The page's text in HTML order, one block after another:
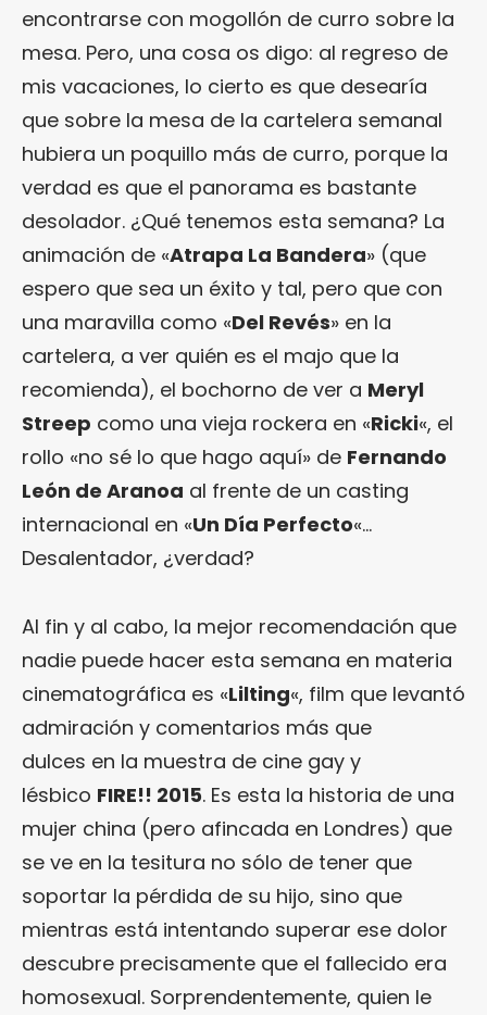
encontrarse con mogollón de curro sobre la
mesa. Pero, una cosa os digo: al regreso de
mis vacaciones, lo cierto es que desearía
que sobre la mesa de la cartelera semanal
hubiera un poquillo más de curro, porque la
verdad es que el panorama es bastante
desolador. ¿Qué tenemos esta semana? La
animación de «Atrapa La Bandera» (que
espero que sea un éxito y tal, pero que con
una maravilla como «Del Revés» en la
cartelera, a ver quién es el majo que la
recomienda), el bochorno de ver a Meryl
Streep como una vieja rockera en «Ricki«, el
rollo «no sé lo que hago aquí» de Fernando
León de Aranoa al frente de un casting
internacional en «Un Día Perfecto«…
Desalentador, ¿verdad?
Al fin y al cabo, la mejor recomendación que
nadie puede hacer esta semana en materia
cinematográfica es «Lilting«, film que levantó
admiración y comentarios más que
dulces en la muestra de cine gay y
lésbico FIRE!! 2015. Es esta la historia de una
mujer china (pero afincada en Londres) que
se ve en la tesitura no sólo de tener que
soportar la pérdida de su hijo, sino que
mientras está intentando superar ese dolor
descubre precisamente que el fallecido era
homosexual. Sorprendentemente, quien le